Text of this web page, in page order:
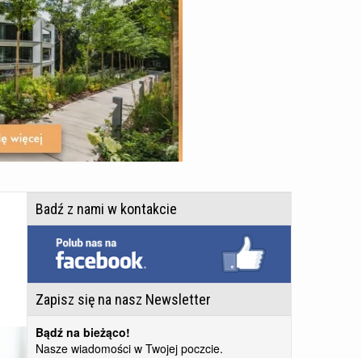
Badź z nami w kontakcie
Zapisz się na nasz Newsletter
Bądź na bieżąco!
Nasze wiadomości w Twojej poczcie.